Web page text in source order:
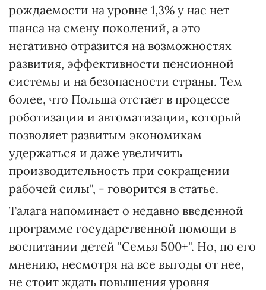
рождаемости на уровне 1,3% у нас нет
шанса на смену поколений, а это
негативно отразится на возможностях
развития, эффективности пенсионной
системы и на безопасности страны. Тем
более, что Польша отстает в процессе
роботизации и автоматизации, который
позволяет развитым экономикам
удержаться и даже увеличить
производительность при сокращении
рабочей силы", - говорится в статье.
Талага напоминает о недавно введенной
программе государственной помощи в
воспитании детей "Семья 500+". Но, по его
мнению, несмотря на все выгоды от нее,
не стоит ждать повышения уровня